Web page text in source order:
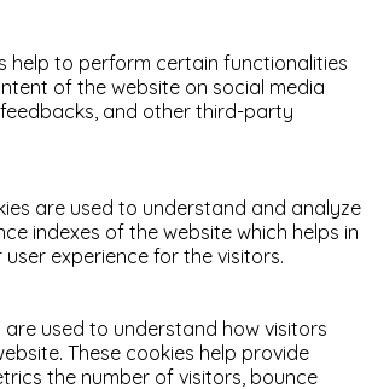
help to perform certain functionalities
of the website on social media
and other third-party
are used to understand and analyze
indexes of the website which helps in
experience for the visitors.
used to understand how visitors
These cookies help provide
the number of visitors, bounce